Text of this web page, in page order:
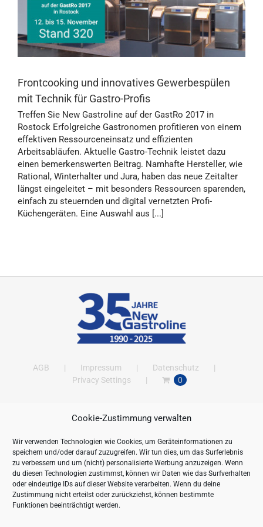
Cookie-Zustimmung verwalten
Wir verwenden Technologien wie Cookies, um Geräteinformationen zu
speichern und/oder darauf zuzugreifen. Wir tun dies, um das Surferlebnis
zu verbessern und um (nicht) personalisierte Werbung anzuzeigen. Wenn
du diesen Technologien zustimmst, können wir Daten wie das Surfverhalten
oder eindeutige IDs auf dieser Website verarbeiten. Wenn du deine
Zustimmung nicht erteilst oder zurückziehst, können bestimmte
Funktionen beeinträchtigt werden.
Frontcooking und innovatives Gewerbespülen
mit Technik für Gastro-Profis
Treffen Sie New Gastroline auf der GastRo 2017 in
Rostock Erfolgreiche Gastronomen profitieren von einem
effektiven Ressourceneinsatz und effizienten
Arbeitsabläufen. Aktuelle Gastro-Technik leistet dazu
einen bemerkenswerten Beitrag. Namhafte Hersteller, wie
Rational, Winterhalter und Jura, haben das neue Zeitalter
längst eingeleitet – mit besonders Ressourcen sparenden,
einfach zu steuernden und digital vernetzten Profi-
Küchengeräten. Eine Auswahl aus [...]
AGB Impressum
Datenschutz
Privacy Settings
0
ANSCHRIFT
New Gastroline GmbH
Barthestraße 115
18356 Barth
Deutschland/Germany
Öffnungszeiten:
Mo. - Fr. 09.00 bis 16.00 Uhr